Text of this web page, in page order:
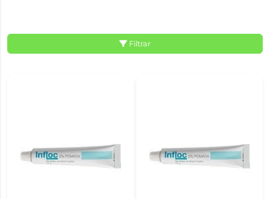
Filtrar